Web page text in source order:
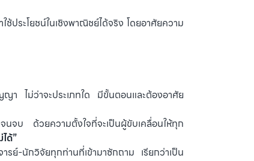
ประโยชน์ในเชิงพาณิชย์ได้จริง โดยอาศัยความ
า ไม่ว่าจะประเภทใด มีขั้นตอนและต้องอาศัย
จบ ด้วยความตั้งใจที่จะเป็นผู้ขับเคลื่อนให้ทุก
ด้”
ย์-นักวิจัยทุกท่านที่เข้ามาซักถาม เรียกว่าเป็น